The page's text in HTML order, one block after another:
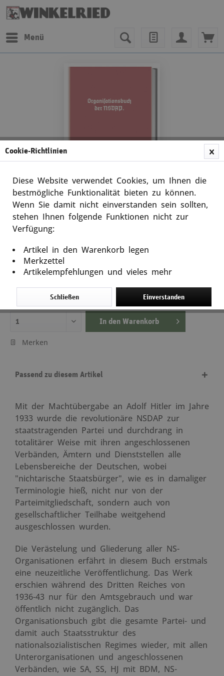
Menü
Dr. Robert Ley (Hrsg.)
Organisationsbuch der NSDAP
Artikel-Nr.: 11748
48,00 €
inkl. MwSt.zzgl. Versandkosten
Lieferzeit ca. 5 Tage
In den Warenkorb
Merken
Passend zu diesem Artikel
Mit der Machtübergabe an Adolf Hitler im Jahre
1933 wurde die revolutionäre NSDAP zur
staatstragenden Partei und durchdrang in
totalitärer Weise mit ihren angeschlossenen
Verbänden, Ämtern und Dienststellen alle
Lebensbereiche der Deutschen, wobei
"nichtarische Staatsbürger", wie es in damaliger
Terminologie hieß, nicht nur von der
Parteimitgliedschaft, sondern auch von
gesellschaftlicher Teilhabe weitgehend
ausgeschlossen wurden.
Die Verästelung und Gliederung aller NS-
Organisationen erfährt in diesem Buch erstmals
eine neuzeitliche Veröffentlichung. Das Werk
erschien während des Dritten Reiches von
1936-43 nur für den Amtsgebrauch und war
öffentlich nicht zugänglich. Das
Organisationsbuch gibt die gesamte Partei- und
damit auch Staatsstruktur des
nationalsozialistischen Regimes wieder, mit allen
Unterorganisationen und angeschlossenen
Verbänden, wie SA, SS, HJ mit BDM, NS-
Cookie-Richtlinien
Diese Website verwendet Cookies, um Ihnen die
bestmögliche Funktionalität bieten zu können.
Wenn Sie damit nicht einverstanden sein sollten,
stehen Ihnen folgende Funktionen nicht zur
Verfügung:
Artikel in den Warenkorb legen
Merkzettel
Artikelempfehlungen und vieles mehr
Einverstanden
Schließen